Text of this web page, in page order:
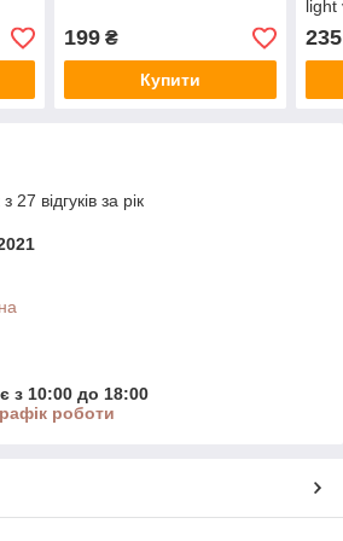
199₴
Купити
235
27 відгуків за рік
з 10:00 до 18:00
роботи